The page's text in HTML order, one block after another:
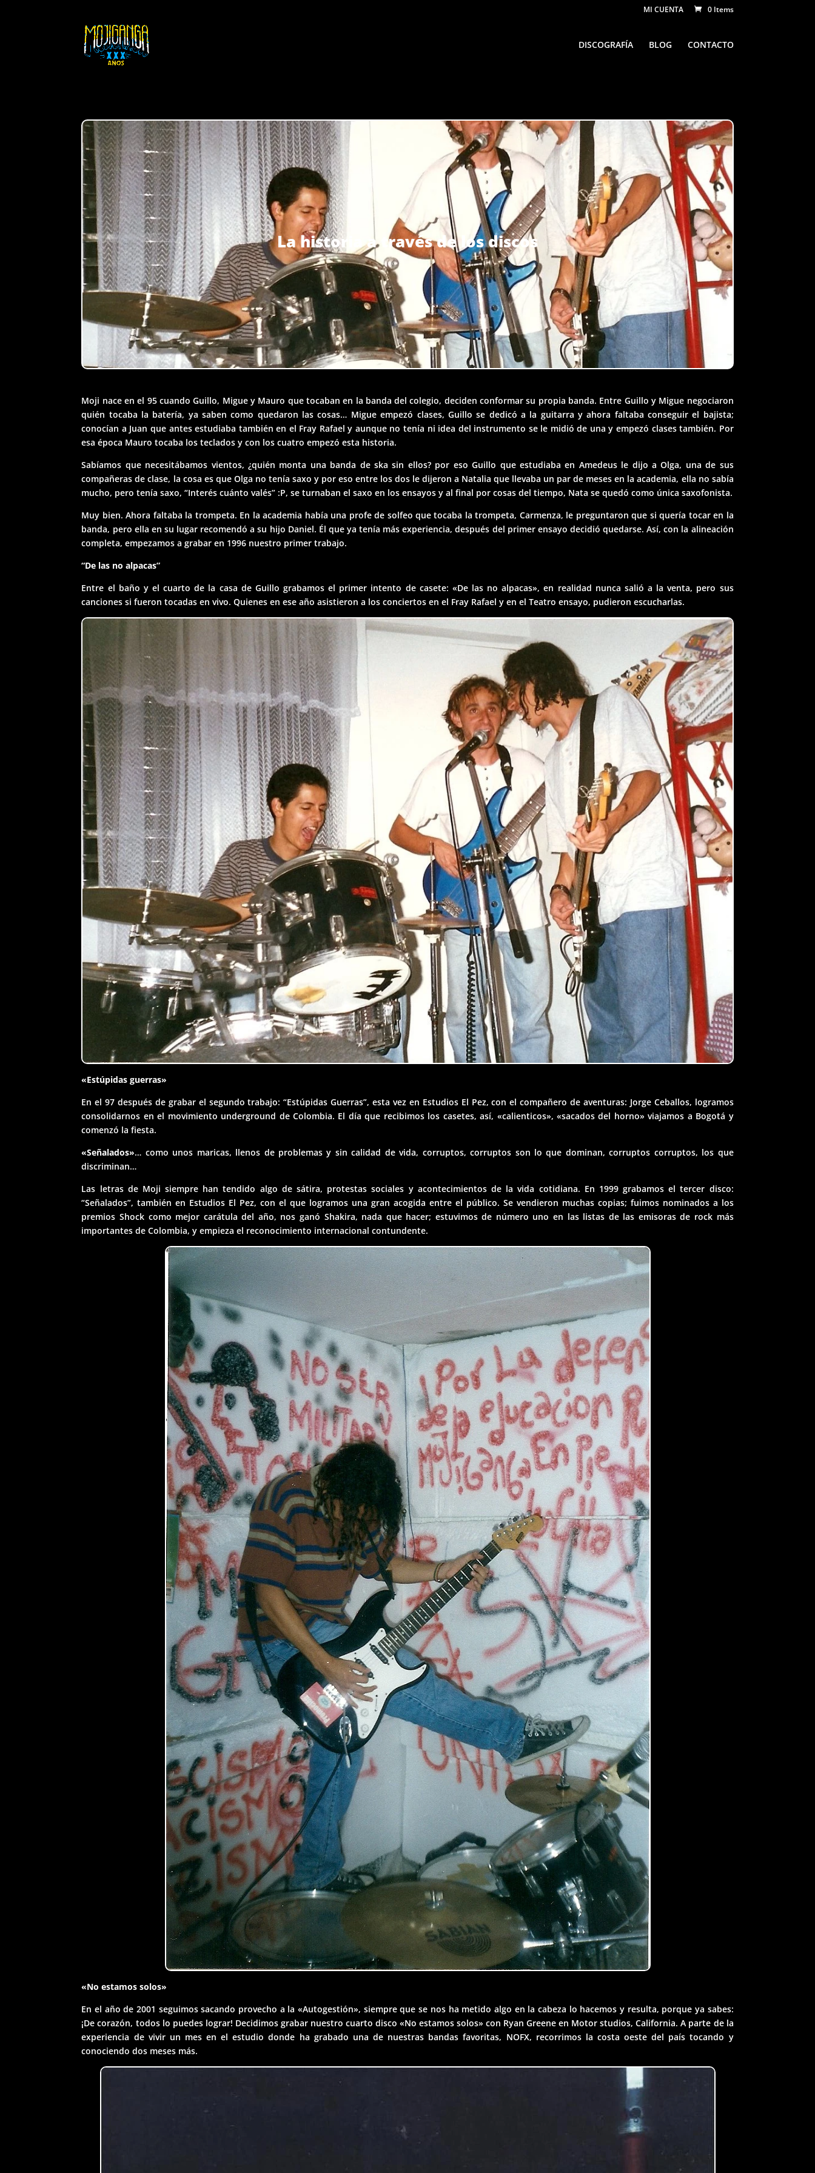
MI CUENTA 0 Items
DISCOGRAFÍA BLOG CONTACTO
La historia a través de los discos
Moji nace en el 95 cuando Guillo, Migue y Mauro que tocaban en la banda del colegio, deciden conformar su propia banda. Entre Guillo y Migue negociaron
quién tocaba la batería, ya saben como quedaron las cosas… Migue empezó clases, Guillo se dedicó a la guitarra y ahora faltaba conseguir el bajista;
conocían a Juan que antes estudiaba también en el Fray Rafael y aunque no tenía ni idea del instrumento se le midió de una y empezó clases también. Por
esa época Mauro tocaba los teclados y con los cuatro empezó esta historia.
Sabíamos que necesitábamos vientos, ¿quién monta una banda de ska sin ellos? por eso Guillo que estudiaba en Amedeus le dijo a Olga, una de sus
compañeras de clase, la cosa es que Olga no tenía saxo y por eso entre los dos le dijeron a Natalia que llevaba un par de meses en la academia, ella no sabía
mucho, pero tenía saxo, “Interés cuánto valés” :P, se turnaban el saxo en los ensayos y al final por cosas del tiempo, Nata se quedó como única saxofonista.
Muy bien. Ahora faltaba la trompeta. En la academia había una profe de solfeo que tocaba la trompeta, Carmenza, le preguntaron que si quería tocar en la
banda, pero ella en su lugar recomendó a su hijo Daniel. Él que ya tenía más experiencia, después del primer ensayo decidió quedarse. Así, con la alineación
completa, empezamos a grabar en 1996 nuestro primer trabajo.
“De las no alpacas”
Entre el baño y el cuarto de la casa de Guillo grabamos el primer intento de casete: «De las no alpacas», en realidad nunca salió a la venta, pero sus
canciones si fueron tocadas en vivo. Quienes en ese año asistieron a los conciertos en el Fray Rafael y en el Teatro ensayo, pudieron escucharlas.
«Estúpidas guerras»
En el 97 después de grabar el segundo trabajo: “Estúpidas Guerras”, esta vez en Estudios El Pez, con el compañero de aventuras: Jorge Ceballos, logramos
consolidarnos en el movimiento underground de Colombia. El día que recibimos los casetes, así, «calienticos», «sacados del horno» viajamos a Bogotá y
comenzó la fiesta.
«Señalados»… como unos maricas, llenos de problemas y sin calidad de vida, corruptos, corruptos son lo que dominan, corruptos corruptos, los que
discriminan…
Las letras de Moji siempre han tendido algo de sátira, protestas sociales y acontecimientos de la vida cotidiana. En 1999 grabamos el tercer disco:
“Señalados”, también en Estudios El Pez, con el que logramos una gran acogida entre el público. Se vendieron muchas copias; fuimos nominados a los
premios Shock como mejor carátula del año, nos ganó Shakira, nada que hacer; estuvimos de número uno en las listas de las emisoras de rock más
importantes de Colombia, y empieza el reconocimiento internacional contundente.
«No estamos solos»
En el año de 2001 seguimos sacando provecho a la «Autogestión», siempre que se nos ha metido algo en la cabeza lo hacemos y resulta, porque ya sabes:
¡De corazón, todos lo puedes lograr! Decidimos grabar nuestro cuarto disco «No estamos solos» con Ryan Greene en Motor studios, California. A parte de la
experiencia de vivir un mes en el estudio donde ha grabado una de nuestras bandas favoritas, NOFX, recorrimos la costa oeste del país tocando y
conociendo dos meses más.